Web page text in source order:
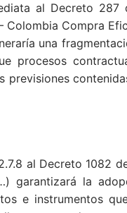
al Decreto 287
Compra
una
procesos
al Decreto 1082
garantizará la
e instrumentos